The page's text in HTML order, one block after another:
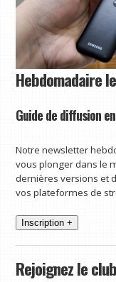
Hebdomadaire
Guide de diffusion
Notre newsletter
vous plonger dans le
dernières versions et
vos plateformes de
Inscription +
Rejoignez le club